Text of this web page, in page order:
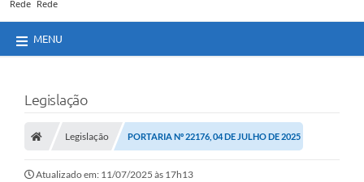
MENU
Legislação
Legislação PORTARIA Nº 22176, 04 DE JULHO DE 2025
Atualizado em: 11/07/2025 às 17h13